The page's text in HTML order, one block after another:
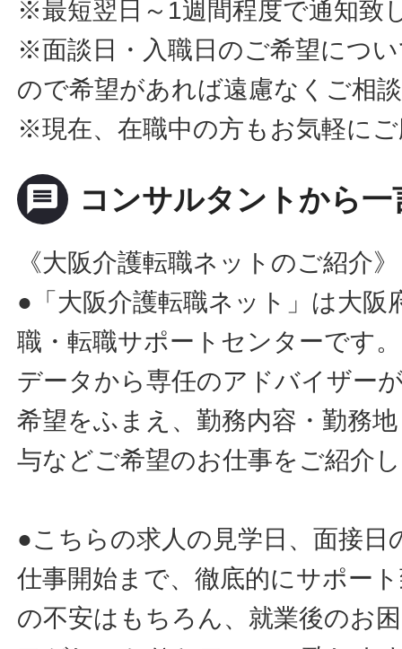
※最短翌日～1週間程度で通知致
※面談日・入職日のご希望につ
ので希望があれば遠慮なくご相
※現在、在職中の方もお気軽に
message コンサルタントから一
《大阪介護転職ネットのご紹介》
●「大阪介護転職ネット」は大阪
職・転職サポートセンターです
データから専任のアドバイザー
希望をふまえ、勤務内容・勤務
与などご希望のお仕事をご紹介
●こちらの求人の見学日、面接日
仕事開始まで、徹底的にサポー
の不安はもちろん、就業後のお